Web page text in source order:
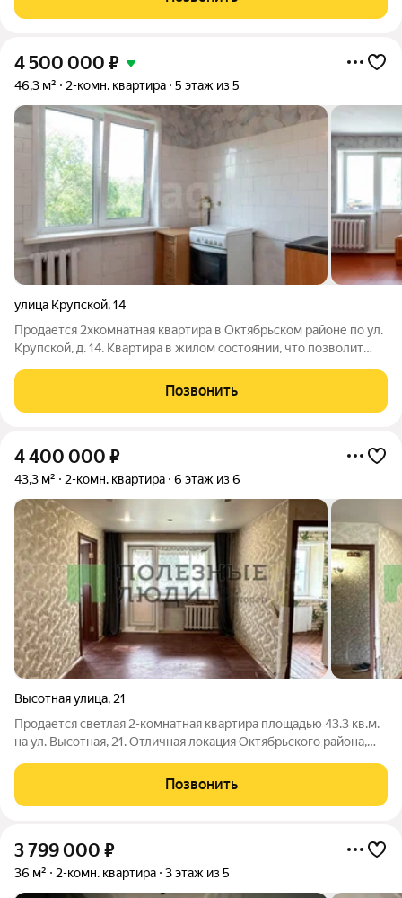
металлическая, окна ПВХ, отделка: линолеум, обои,
4 500 000 ₽
46,3 м² 2-комн. квартира 5 этаж из 5
улица Крупской,14
Продается 2хкомнатная квартира в Октябрьском районе по ул.
Крупской, д. 14. Квартира в жилом состоянии, что позволит
своему вкусу. Дом расположен в районе с развитой
социальной и транспортной
Позвонить
4 400 000 ₽
43,3 м² 2-комн. квартира 6 этаж из 6
Высотная улица, 21
Продается светлая 2-комнатная квартира площадью 43.3 кв.м.
на ул. Высотная, 21. Отличная локация Октябрьского района,
ближайшем будущем ценность этого места вырастет в разы!
ПОЧЕМУ ЭТА КВАРТИРА
Позвонить
3 799 000 ₽
36 м² 2-комн. квартира 3 этаж из 5